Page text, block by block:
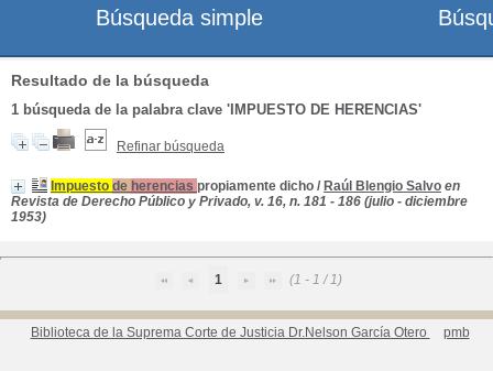
Resultado de la búsqueda
1 búsqueda de la palabra clave 'IMPUESTO DE HERENCIAS'
Refinar búsqueda
Impuesto de herencias propiamente dicho / Raúl Blengio Salvo en
Revista de Derecho Público y Privado, v. 16, n. 181 - 186 (julio - diciembre
1953)
1 (1 - 1 / 1)
Biblioteca de la Suprema Corte de Justicia Dr.Nelson García Otero pmb
Búsqueda simple